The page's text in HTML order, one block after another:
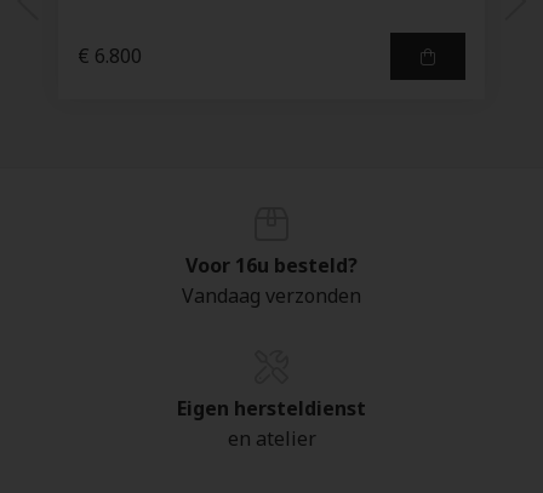
€ 6.800
Voor 16u besteld?
Vandaag verzonden
Eigen hersteldienst
en atelier